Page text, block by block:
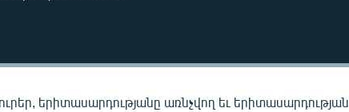
երիտասարդությանը առնչվող եւ